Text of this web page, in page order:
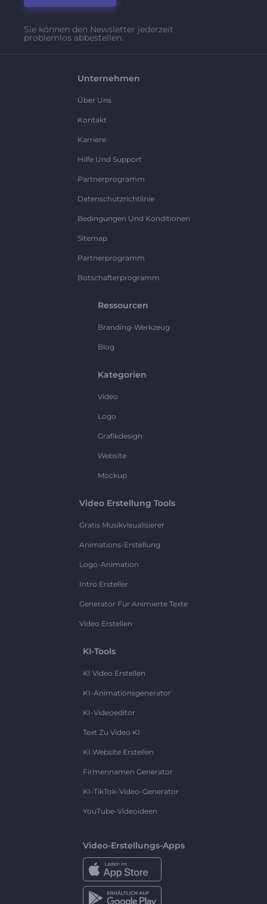
Sie können den Newsletter jederzeit
problemlos abbestellen.
Unternehmen
Über Uns
Kontakt
Karriere
Hilfe Und Support
Partnerprogramm
Datenschutzrichtlinie
Bedingungen Und Konditionen
Sitemap
Partnerprogramm
Botschafterprogramm
Ressourcen
Branding-Werkzeug
Blog
Kategorien
Video
Logo
Grafikdesign
Website
Mockup
Video Erstellung Tools
Gratis Musikvisualisierer
Animations-Erstellung
Logo-Animation
Intro Ersteller
Generator Für Animierte Texte
Video Erstellen
KI-Tools
KI Video Erstellen
KI-Animationsgenerator
KI-Videoeditor
Text Zu Video KI
KI Website Erstellen
Firmennamen Generator
KI-TikTok-Video-Generator
YouTube-Videoideen
Video-Erstellungs-Apps